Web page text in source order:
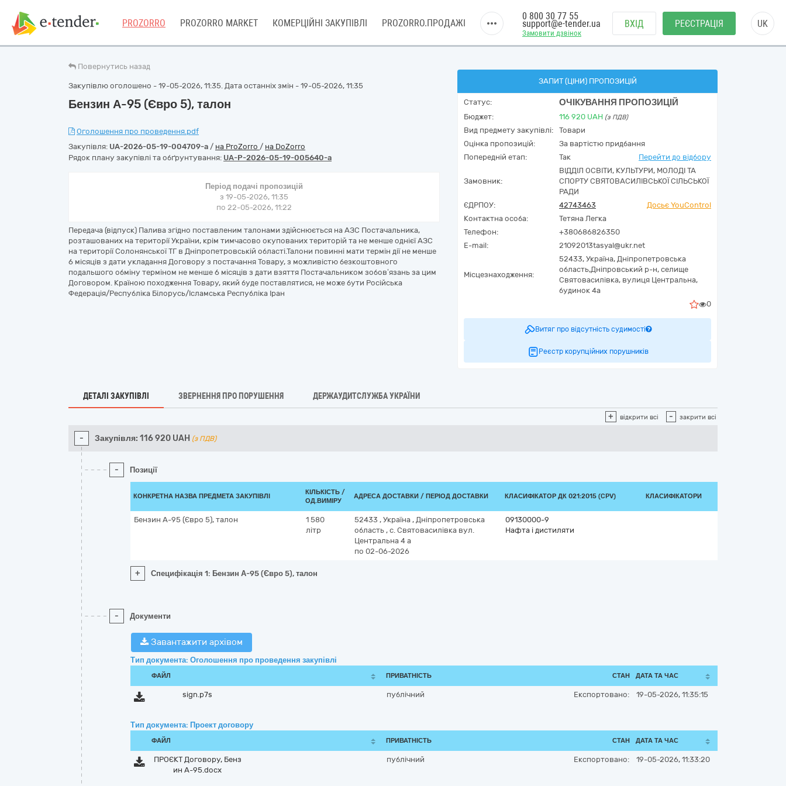
PROZORRO PROZORRO MARKET КОМЕРЦІЙНІ ЗАКУПІВЛІ PROZORRO.ПРОДАЖІ
Замовити дзвінок
0 800 30 77 55
support@e-tender.ua ВХІД РЕЄСТРАЦІЯ UK
Повернутись назад
Закупівлю оголошено - 19-05-2026, 11:35. Дата останніх змін - 19-05-2026, 11:35
Бензин А-95 (Євро 5), талон
Оголошення про проведення.pdf
Закупівля: UA-2026-05-19-004709-a / на ProZorro / на DoZorro
Рядок плану закупівлі та обґрунтування: UA-P-2026-05-19-005640-a
Період подачі пропозицій
з 19-05-2026, 11:35
по 22-05-2026, 11:22
Передача (відпуск) Палива згідно поставленим талонами здійснюється на АЗС Постачальника,
розташованих на території України, крім тимчасово окупованих територій та не менше однієї АЗС
на території Солонянської ТГ в Дніпропетровській області.Талони повинні мати термін дії не менше
6 місяців з дати укладання Договору з постачання Товару, з можливістю безкоштовного
подальшого обміну терміном не менше 6 місяців з дати взяття Постачальником зобов’язань за цим
Договором. Країною походження Товару, який буде поставлятися, не може бути Російська
Федерація/Республіка Білорусь/Ісламська Республіка Іран
ЗАПИТ (ЦІНИ) ПРОПОЗИЦІЙ
Статус: ОЧІКУВАННЯ ПРОПОЗИЦІЙ
Бюджет: 116 920 UAH (з ПДВ)
Вид предмету закупівлі:
Товари
Оцінка пропозицій:
За вартістю придбання
Попередній етап:
Так Перейти до відбору
Замовник:
ВІДДІЛ ОСВІТИ, КУЛЬТУРИ, МОЛОДІ ТА
СПОРТУ СВЯТОВАСИЛІВСЬКОЇ СІЛЬСЬКОЇ
РАДИ
ЄДРПОУ:
42743463
Досьє YouControl
Контактна особа:
Тетяна Легка
Телефон:
+380686826350
E-mail:
21092013tasyal@ukr.net
Місцезнаходження:
52433, Україна, Дніпропетровська
область,Дніпровський р-н, селище
Святовасилівка, вулиця Центральна,
будинок 4а
0
Витяг про відсутність судимості
Реєстр корупційних порушників
ДЕТАЛІ ЗАКУПІВЛІ ЗВЕРНЕННЯ ПРО ПОРУШЕННЯ ДЕРЖАУДИТСЛУЖБА УКРАЇНИ
+ відкрити всі - закрити всі
- Закупівля: 116 920 UAH (з ПДВ)
- Позиції
КОНКРЕТНА НАЗВА ПРЕДМЕТА ЗАКУПІВЛІ
КІЛЬКІСТЬ /
ОД.ВИМІРУ
АДРЕСА ДОСТАВКИ / ПЕРІОД ДОСТАВКИ КЛАСИФІКАТОР ДК 021:2015 (CPV) КЛАСИФІКАТОРИ
Бензин А-95 (Євро 5), талон
1 580
літр
52433 , Україна , Дніпропетровська
область , с. Святовасилівка вул.
Центральна 4 а
по 02-06-2026
09130000-9
Нафта і дистиляти
+ Специфікація 1: Бензин А-95 (Євро 5), талон
- Документи
Завантажити архівом
Тип документа: Оголошення про проведення закупівлі
ФАЙЛ ПРИВАТНІСТЬ СТАН ДАТА ТА ЧАС
sign.p7s публічний Експортовано: 19-05-2026, 11:35:15
Тип документа: Проект договору
ФАЙЛ ПРИВАТНІСТЬ СТАН ДАТА ТА ЧАС
ПРОЄКТ Договору, Бенз
ин А-95.docx
публічний Експортовано: 19-05-2026, 11:33:20